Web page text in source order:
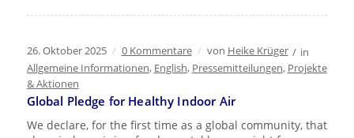
26. Oktober 2025 / 0 Kommentare / von Heike Krüger / in
Allgemeine Informationen, English, Pressemitteilungen, Projekte
& Aktionen
Global Pledge for Healthy Indoor Air
We declare, for the first time as a global community, that